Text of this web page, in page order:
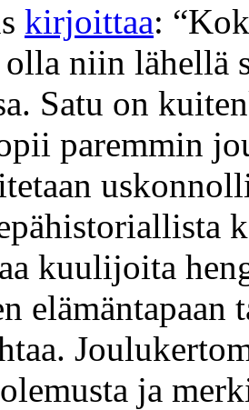
kirjoittaa:
olla niin lähellä
Satu on
paremmin
kuulijoita
ja